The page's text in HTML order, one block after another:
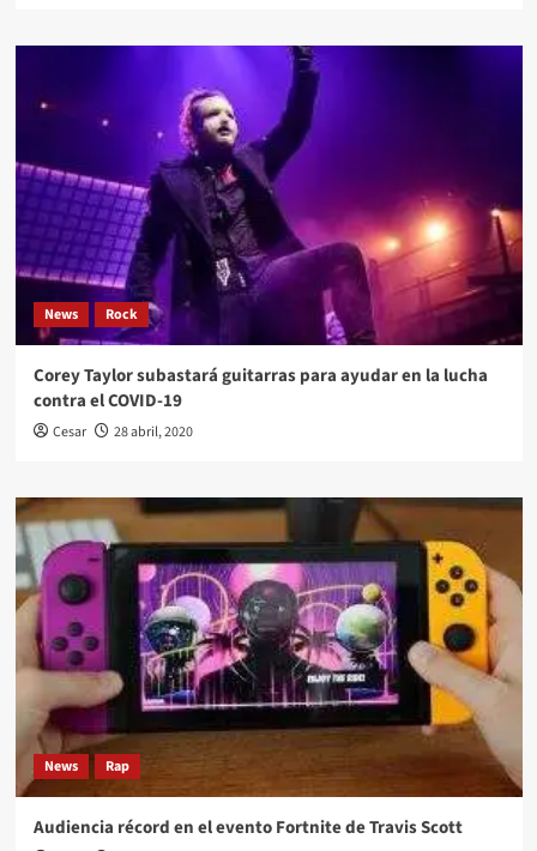
News Rock
Corey Taylor subastará guitarras para ayudar en la lucha
contra el COVID-19
Cesar 28 abril, 2020
News Rap
Audiencia récord en el evento Fortnite de Travis Scott